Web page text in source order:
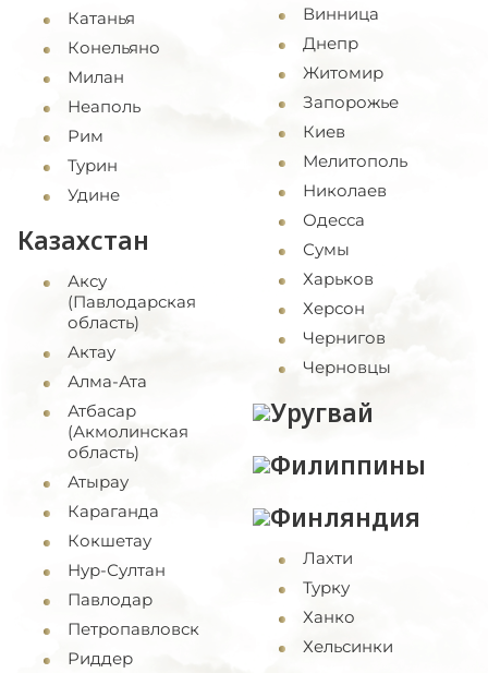
Катанья
Конельяно
Милан
Неаполь
Рим
Турин
Удине
Казахстан
Аксу
(Павлодарская
область)
Актау
Алма-Ата
Атбасар
(Акмолинская
область)
Атырау
Караганда
Кокшетау
Нур-Султан
Павлодар
Петропавловск
Риддер
Винница
Днепр
Житомир
Запорожье
Киев
Мелитополь
Николаев
Одесса
Сумы
Харьков
Херсон
Чернигов
Черновцы
Уругвай
Филиппины
Финляндия
Лахти
Турку
Ханко
Хельсинки